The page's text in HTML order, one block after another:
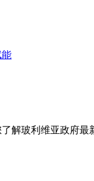
能
解玻利维亚政府最